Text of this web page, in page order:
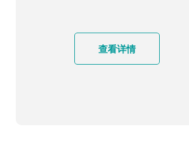
查看详情